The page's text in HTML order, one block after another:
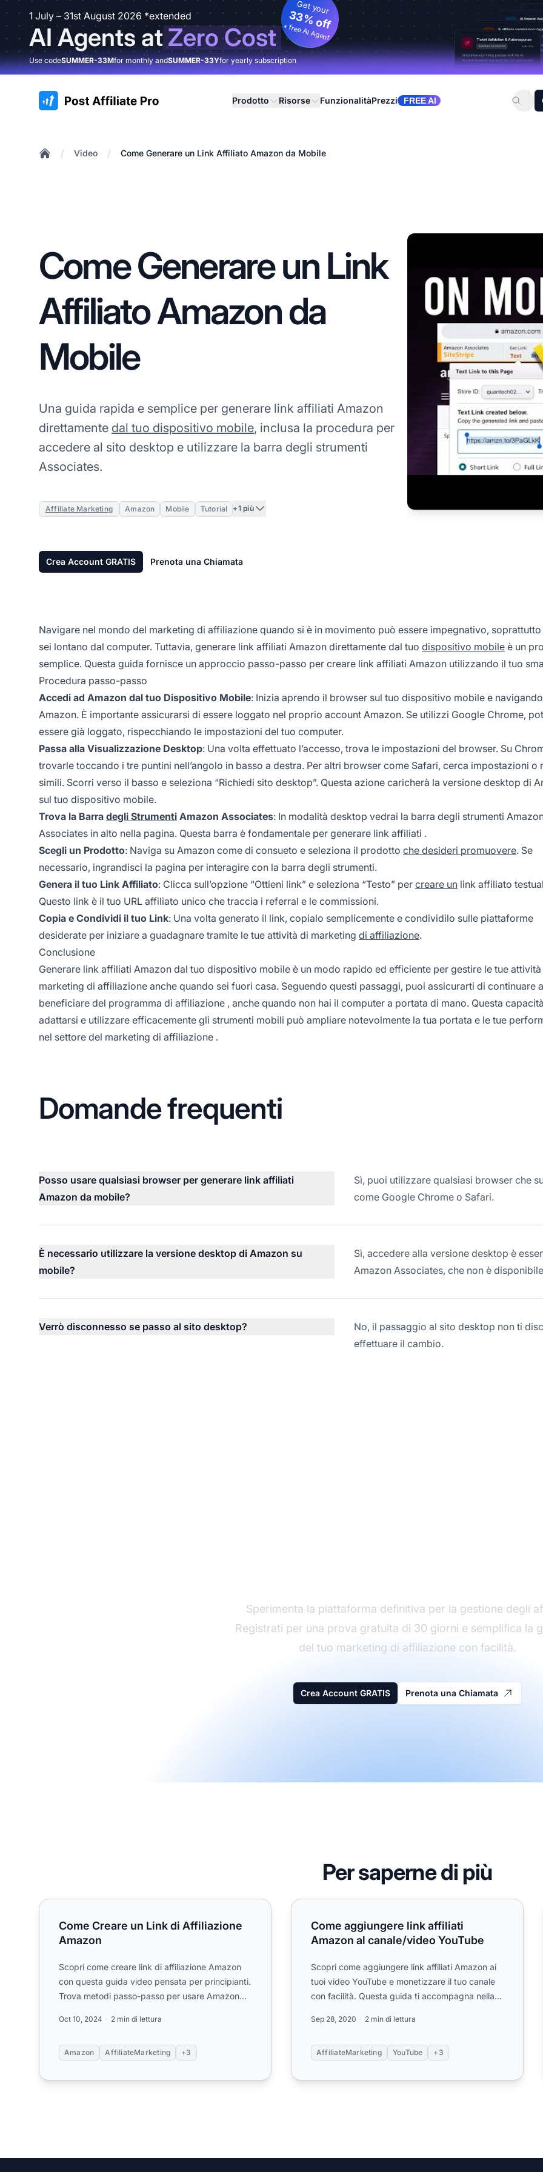
1 July – 31st August 2026 *extended
AI Agents atZero Cost
Get your
33% off
+ free AI Agent
Use codeSUMMER-33Mfor monthly andSUMMER-33Yfor yearly subscription
:site.title Prodotto Risorse FunzionalitàPrezzi FREE AI
/ Video / Come Generare un Link Affiliato Amazon da Mobile
Come Generare un Link
Affiliato Amazon da
Mobile
Una guida rapida e semplice per generare link affiliati Amazon
direttamente dal tuo dispositivo mobile, inclusa la procedura per
accedere al sito desktop e utilizzare la barra degli strumenti
Associates.
Affiliate Marketing Amazon Mobile Tutorial +1 più
Crea Account GRATIS Prenota una Chiamata
Navigare nel mondo del marketing di affiliazione quando si è in movimento può essere impegnativo,
sei lontano dal computer. Tuttavia, generare link affiliati Amazon direttamente dal tuo dispositivo mobile è un
semplice. Questa guida fornisce un approccio passo-passo per creare link affiliati Amazon utilizzando il tuo
Procedura passo-passo
Accedi ad Amazon dal tuo Dispositivo Mobile: Inizia aprendo il browser sul tuo dispositivo mobile e
Amazon. È importante assicurarsi di essere loggato nel proprio account Amazon. Se utilizzi Google Chrome,
essere già loggato, rispecchiando le impostazioni del tuo computer.
Passa alla Visualizzazione Desktop: Una volta effettuato l’accesso, trova le impostazioni del browser. Su
trovarle toccando i tre puntini nell’angolo in basso a destra. Per altri browser come Safari, cerca impostazioni o
simili. Scorri verso il basso e seleziona “Richiedi sito desktop”. Questa azione caricherà la versione desktop di
sul tuo dispositivo mobile.
Trova la Barra degli Strumenti Amazon Associates: In modalità desktop vedrai la barra degli strumenti
Associates in alto nella pagina. Questa barra è fondamentale per generare link affiliati .
Scegli un Prodotto: Naviga su Amazon come di consueto e seleziona il prodotto che desideri promuovere. Se
necessario, ingrandisci la pagina per interagire con la barra degli strumenti.
Genera il tuo Link Affiliato: Clicca sull’opzione “Ottieni link” e seleziona “Testo” per creare un link affiliato
Questo link è il tuo URL affiliato unico che traccia i referral e le commissioni.
Copia e Condividi il tuo Link: Una volta generato il link, copialo semplicemente e condividilo sulle piattaforme
desiderate per iniziare a guadagnare tramite le tue attività di marketing di affiliazione.
Conclusione
Generare link affiliati Amazon dal tuo dispositivo mobile è un modo rapido ed efficiente per gestire le tue attività
marketing di affiliazione anche quando sei fuori casa. Seguendo questi passaggi, puoi assicurarti di continuare a
beneficiare del programma di affiliazione , anche quando non hai il computer a portata di mano. Questa
adattarsi e utilizzare efficacemente gli strumenti mobili può ampliare notevolmente la tua portata e le tue
nel settore del marketing di affiliazione .
Domande frequenti
Posso usare qualsiasi browser per generare link affiliati
Amazon da mobile?
Sì, puoi utilizzare qualsiasi browser che
come Google Chrome o Safari.
È necessario utilizzare la versione desktop di Amazon su
mobile?
Sì, accedere alla versione desktop è
Amazon Associates, che non è
Verrò disconnesso se passo al sito desktop?
No, il passaggio al sito desktop non ti
effettuare il cambio.
Sperimenta la piattaforma definitiva per la gestione degli
Registrati per una prova gratuita di 30 giorni e semplifica la
del tuo marketing di affiliazione con facilità.
Crea Account GRATIS Prenota una Chiamata
Per saperne di più
Come Creare un Link di Affiliazione Amazon
Come Creare un Link di Affiliazione
Amazon
Scopri come creare link di affiliazione Amazon
con questa guida video pensata per principianti.
Trova metodi passo-passo per usare Amazon
Oct 10, 2024 2 min di lettura
Amazon AffiliateMarketing +3
Come aggiungere link affiliati Amazon al canale/video
Come aggiungere link affiliati
Amazon al canale/video YouTube
Scopri come aggiungere link affiliati Amazon ai
tuoi video YouTube e monetizzare il tuo canale
con facilità. Questa guida ti accompagna nella
Sep 28, 2020 2 min di lettura
AffiliateMarketing YouTube +3